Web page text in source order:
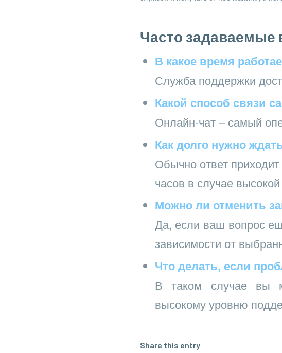
Часто задаваемые
В какое время
Служба поддержки
Какой способ связи
Онлайн-чат – самый
Как долго нужно
Обычно ответ
часов в случае высокой
Можно ли отменить
Да, если ваш вопрос
зависимости от
Что делать, если
В таком случае вы
высокому уровню
Share this entry